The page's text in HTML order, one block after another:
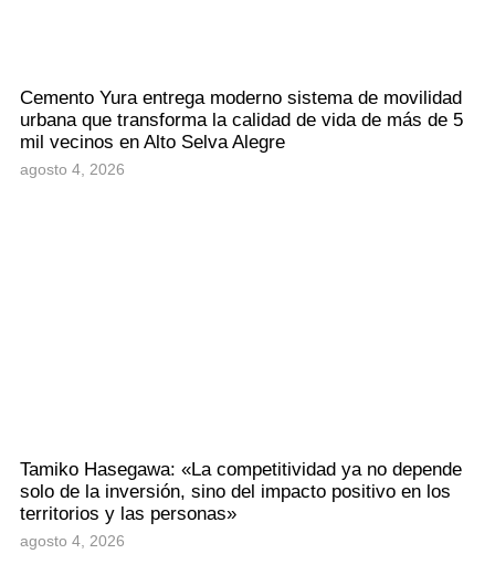
Cemento Yura entrega moderno sistema de movilidad
urbana que transforma la calidad de vida de más de 5
mil vecinos en Alto Selva Alegre
agosto 4, 2026
Tamiko Hasegawa: «La competitividad ya no depende
solo de la inversión, sino del impacto positivo en los
territorios y las personas»
agosto 4, 2026